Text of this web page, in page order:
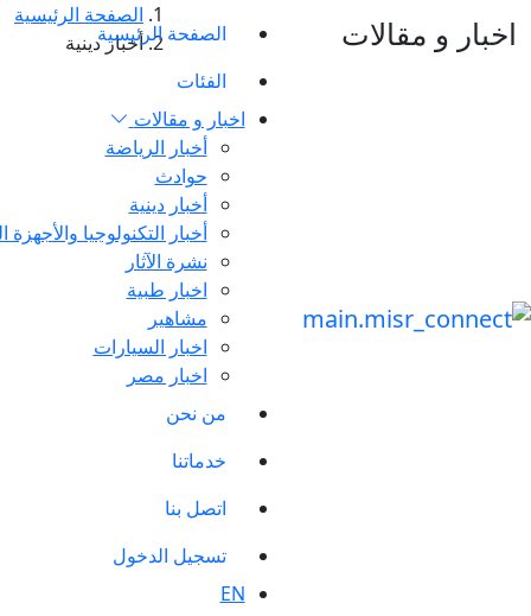
الصفحة الرئيسية
الفئات
اخبار و مقالات
أخبار الرياضة
حوادث
أخبار دينية
أخبار التكنولوجيا والأجهزة الذكية
نشرة الآثار
اخبار طبية
مشاهير
اخبار السيارات
اخبار مصر
من نحن
خدماتنا
اتصل بنا
تسجيل الدخول
و مقالات
الصفحة الرئيسية
أخبار دينية